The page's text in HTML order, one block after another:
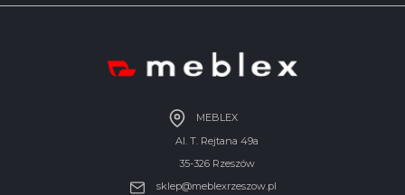
MEBLEX
Al. T. Rejtana 49a
35-326 Rzeszów
sklep@meblexrzeszow.pl